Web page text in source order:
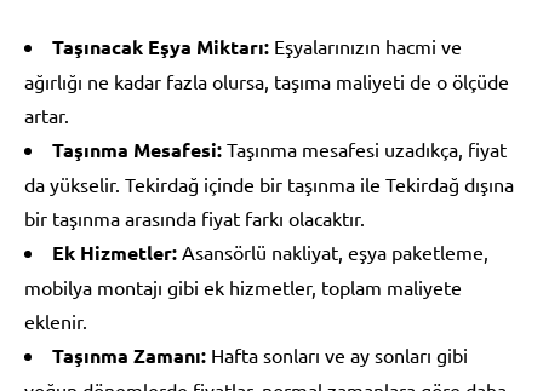
Taşınacak Eşya Miktarı: Eşyalarınızın hacmi ve
ağırlığı ne kadar fazla olursa, taşıma maliyeti de o ölçüde
artar.
Taşınma Mesafesi: Taşınma mesafesi uzadıkça, fiyat
da yükselir. Tekirdağ içinde bir taşınma ile Tekirdağ dışına
bir taşınma arasında fiyat farkı olacaktır.
Ek Hizmetler: Asansörlü nakliyat, eşya paketleme,
mobilya montajı gibi ek hizmetler, toplam maliyete
eklenir.
Taşınma Zamanı: Hafta sonları ve ay sonları gibi